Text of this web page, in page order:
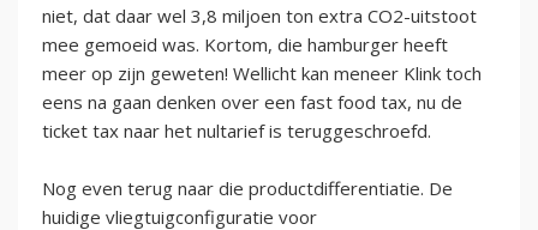
niet, dat daar wel 3,8 miljoen ton extra CO2-uitstoot
mee gemoeid was. Kortom, die hamburger heeft
meer op zijn geweten! Wellicht kan meneer Klink toch
eens na gaan denken over een fast food tax, nu de
ticket tax naar het nultarief is teruggeschroefd.
Nog even terug naar die productdifferentiatie. De
huidige vliegtuigconfiguratie voor